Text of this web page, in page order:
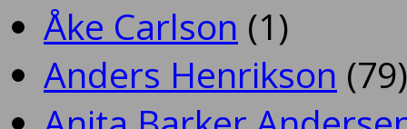
Åke Carlson (1)
Anders Henrikson (79)